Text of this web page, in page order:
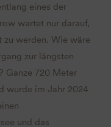
eines der
wartet nur darauf,
zu werden. Wie wäre
zur längsten
Ganze 720 Meter
wurde im Jahr 2024
und das